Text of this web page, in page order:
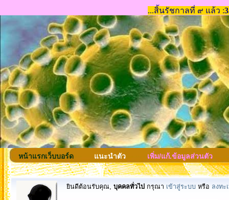
หน้าแรกเว็บบอร์ด แนะนำตัว เพิ่ม/แก้.ข้อมูลส่วนตัว
ยินดีต้อนรับคุณ, บุคคลทั่วไป กรุณา เข้าสู่ระบบ หรือ ลงทะ